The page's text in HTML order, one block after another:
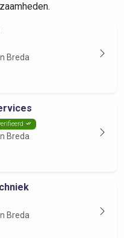
Breda
Breda
Breda